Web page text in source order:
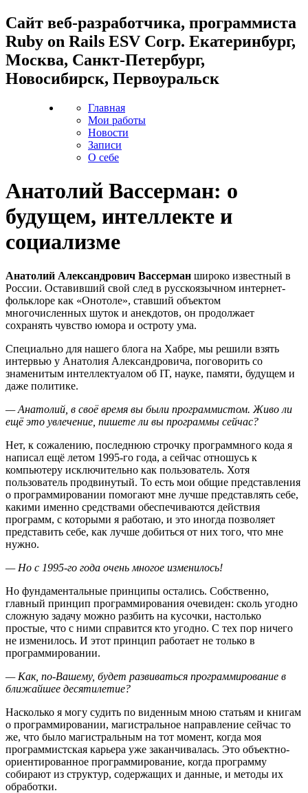
Cайт веб-разработчика, программиста
Ruby on Rails ESV Corp. Екатеринбург,
Москва, Санкт-Петербург,
Новосибирск, Первоуральск
Главная
Мои работы
Новости
Записи
О себе
Анатолий Вассерман: о
будущем, интеллекте и
социализме
Анатолий Александрович Вассерман широко известный в
России. Оставивший свой след в русскоязычном интернет-
фольклоре как «Онотоле», ставший объектом
многочисленных шуток и анекдотов, он продолжает
сохранять чувство юмора и остроту ума.
Специально для нашего блога на Хабре, мы решили взять
интервью у Анатолия Александровича, поговорить со
знаменитым интеллектуалом об IT, науке, памяти, будущем и
даже политике.
— Анатолий, в своё время вы были программистом. Живо ли
ещё это увлечение, пишете ли вы программы сейчас?
Нет, к сожалению, последнюю строчку программного кода я
написал ещё летом 1995-го года, а сейчас отношусь к
компьютеру исключительно как пользователь. Хотя
пользователь продвинутый. То есть мои общие представления
о программировании помогают мне лучше представлять себе,
какими именно средствами обеспечиваются действия
программ, с которыми я работаю, и это иногда позволяет
представить себе, как лучше добиться от них того, что мне
нужно.
— Но с 1995-го года очень многое изменилось!
Но фундаментальные принципы остались. Собственно,
главный принцип программирования очевиден: сколь угодно
сложную задачу можно разбить на кусочки, настолько
простые, что с ними справится кто угодно. С тех пор ничего
не изменилось. И этот принцип работает не только в
программировании.
— Как, по-Вашему, будет развиваться программирование в
ближайшее десятилетие?
Насколько я могу судить по виденным мною статьям и книгам
о программировании, магистральное направление сейчас то
же, что было магистральным на тот момент, когда моя
программистская карьера уже заканчивалась. Это объектно-
ориентированное программирование, когда программу
собирают из структур, содержащих и данные, и методы их
обработки.